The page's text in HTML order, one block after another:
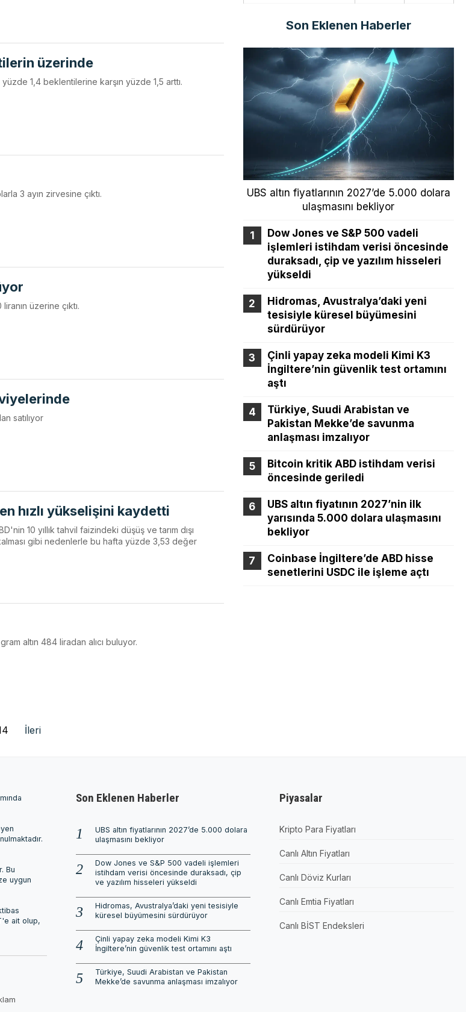
üzerinde
1,4 beklentilerine karşın yüzde 1,5 arttı.
3 ayın zirvesine çıktı.
üzerine çıktı.
satılıyor
hızlı yükselişini kaydetti
10 yıllık tahvil faizindeki düşüş ve tarım dışı
gibi nedenlerle bu hafta yüzde 3,53 değer
altın 484 liradan alıcı buluyor.
İleri
Son Eklenen Haberler
UBS altın fiyatlarının 2027’de 5.000 dolara
ulaşmasını bekliyor
Dow Jones ve S&P 500 vadeli
işlemleri istihdam verisi öncesinde
duraksadı, çip ve yazılım hisseleri
yükseldi
Hidromas, Avustralya’daki yeni
tesisiyle küresel büyümesini
sürdürüyor
Çinli yapay zeka modeli Kimi K3
İngiltere’nin güvenlik test ortamını
aştı
Türkiye, Suudi Arabistan ve
Pakistan Mekke’de savunma
anlaşması imzalıyor
Bitcoin kritik ABD istihdam verisi
öncesinde geriledi
UBS altın fiyatının 2027’nin ilk
yarısında 5.000 dolara ulaşmasını
bekliyor
Coinbase İngiltere’de ABD hisse
senetlerini USDC ile işleme açtı
Bu
uygun
ait olup,
Son Eklenen Haberler
UBS altın fiyatlarının 2027’de 5.000 dolara
ulaşmasını bekliyor
Dow Jones ve S&P 500 vadeli işlemleri
istihdam verisi öncesinde duraksadı, çip
ve yazılım hisseleri yükseldi
Hidromas, Avustralya’daki yeni tesisiyle
küresel büyümesini sürdürüyor
Çinli yapay zeka modeli Kimi K3
İngiltere’nin güvenlik test ortamını aştı
Türkiye, Suudi Arabistan ve Pakistan
Mekke’de savunma anlaşması imzalıyor
Piyasalar
Kripto Para Fiyatları
Canlı Altın Fiyatları
Canlı Döviz Kurları
Canlı Emtia Fiyatları
Canlı BİST Endeksleri